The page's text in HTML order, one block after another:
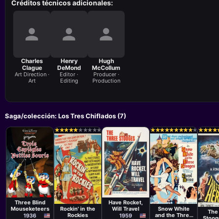
Créditos técnicos adicionales:
Charles
Clague
Art Direction ·
Art
Henry
DeMond
Editor ·
Editing
Hugh
McCollum
Producer ·
Production
Saga/colección: Los Tres Chiflados (7)
Cortometraje
David Hand
Three Blind
Mouseketeers
1936
★
★★
★★
★★
★★
★★
★★
★★
★★
★★
★
Película
Vernon Keays
Rockin' in the
Rockies
Película
David Lowell
Rich
Have Rocket,
Will Travel
1959
★
★★
★★
★★
★★
★★
★★
★★
★★
★★
★
Película
Walter Lang,
Frank Tashlin
Snow White
and the Three
★
★★
★★
★★
★
Herb